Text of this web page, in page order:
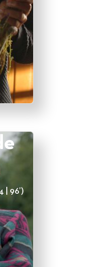
| 96’)